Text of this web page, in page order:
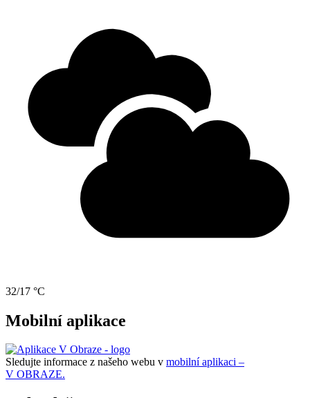
32/17 °C
Mobilní aplikace
Sledujte informace z našeho webu v mobilní aplikaci –
V OBRAZE.